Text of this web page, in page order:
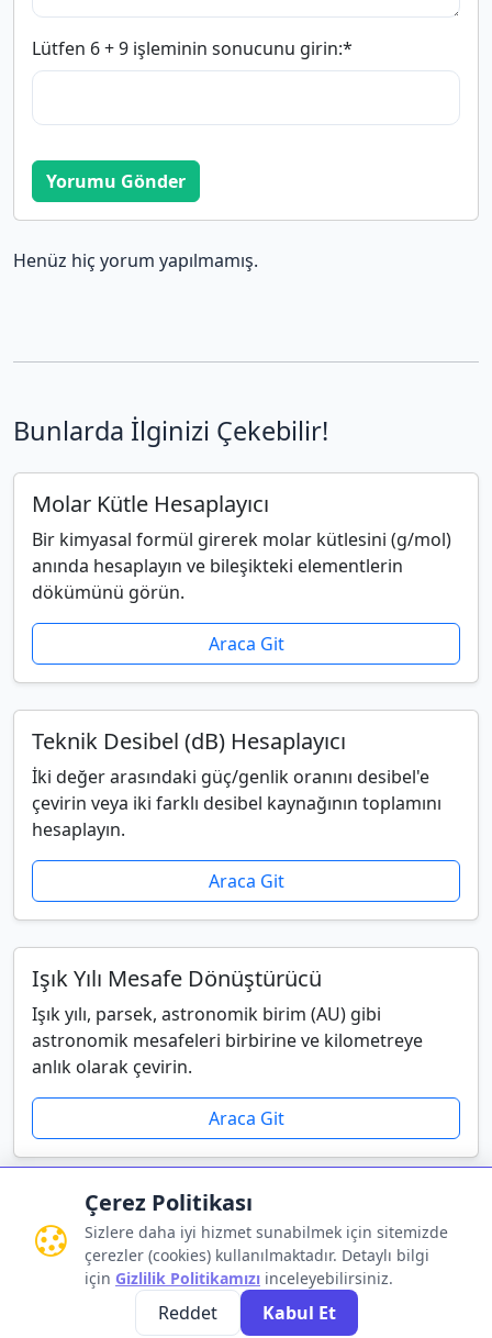
Lütfen 6 + 9 işleminin sonucunu girin:*
Yorumu Gönder
Henüz hiç yorum yapılmamış.
Bunlarda İlginizi Çekebilir!
Molar Kütle Hesaplayıcı
Bir kimyasal formül girerek molar kütlesini (g/mol)
anında hesaplayın ve bileşikteki elementlerin
dökümünü görün.
Araca Git
Teknik Desibel (dB) Hesaplayıcı
İki değer arasındaki güç/genlik oranını desibel'e
çevirin veya iki farklı desibel kaynağının toplamını
hesaplayın.
Araca Git
Işık Yılı Mesafe Dönüştürücü
Işık yılı, parsek, astronomik birim (AU) gibi
astronomik mesafeleri birbirine ve kilometreye
anlık olarak çevirin.
Araca Git
Çerez Politikası
Sizlere daha iyi hizmet sunabilmek için sitemizde
çerezler (cookies) kullanılmaktadır. Detaylı bilgi
için Gizlilik Politikamızı inceleyebilirsiniz.
Reddet Kabul Et
Gizlilik Politikası • Kullanım Koşulları • İletişim
© 2026 HesaplamaX.com - Tüm Hakları Saklıdır.